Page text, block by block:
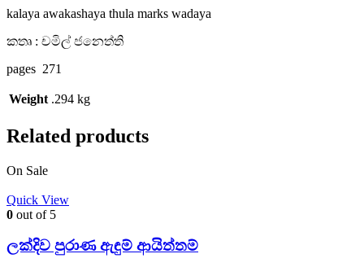
kalaya awakashaya thula marks wadaya
කතෘ : චමිල් ජනෙත්ති
pages 271
Weight .294 kg
Related products
On Sale
Quick View
0 out of 5
ලක්දිව පුරාණ ඇඳුම් ආයිත්තම්